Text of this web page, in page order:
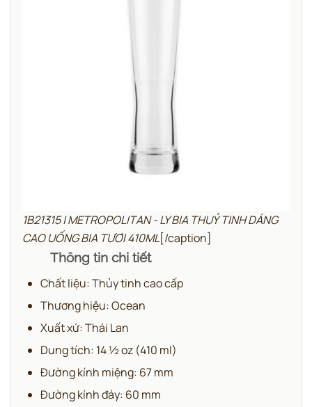
1B21315 | METROPOLITAN - LY BIA THUỶ TINH DÁNG
CAO UỐNG BIA TƯƠI 410ML[/caption]
Thông tin chi tiết
Chất liệu: Thủy tinh cao cấp
Thương hiệu: Ocean
Xuất xứ: Thái Lan
Dung tích: 14 ½ oz (410 ml)
Đường kính miệng: 67 mm
Đường kính đáy: 60 mm